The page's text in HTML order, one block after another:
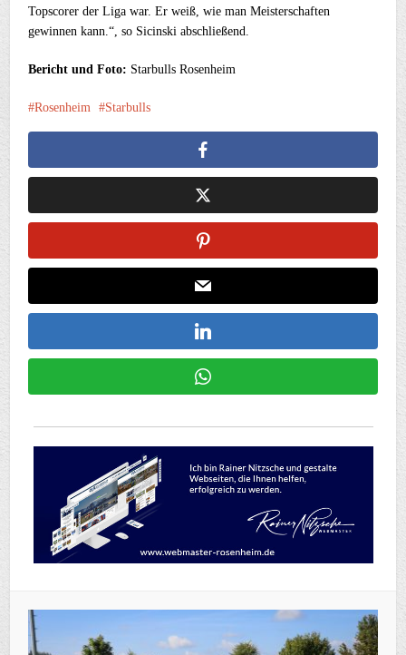
Topscorer der Liga war. Er weiß, wie man Meisterschaften
gewinnen kann.“, so Sicinski abschließend.
Bericht und Foto: Starbulls Rosenheim
Rosenheim Starbulls